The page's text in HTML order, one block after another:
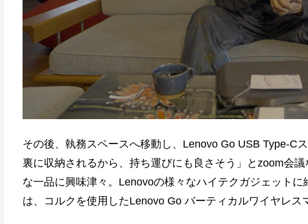
その後、執務スペースへ移動し、Lenovo Go USB Type-C
裏に収納されるから、持ち運びにも良さそう」とzoom会
な一品に興味津々。Lenovoの様々なハイテクガジェット
は、コルクを使用したLenovo Go バーティカルワイヤレス